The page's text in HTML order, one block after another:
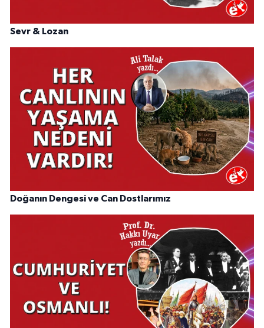
Sevr & Lozan
Doğanın Dengesi ve Can Dostlarımız